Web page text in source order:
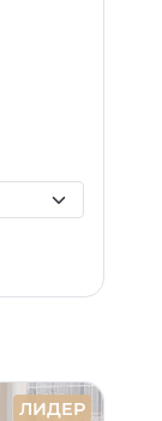
ЛИДЕР